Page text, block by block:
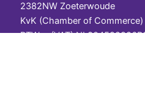
2382NW Zoeterwoude
KvK (Chamber of
BTWnr (VAT)